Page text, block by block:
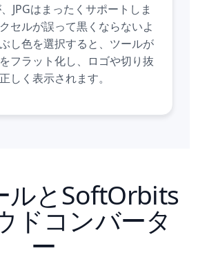
JPGはまったくサポートしま
セルが誤って黒くならないよ
し色を選択すると、ツールが
フラット化し、ロゴや切り抜
しく表示されます。
ルとSoftOrbits
ドコンバータ
ー